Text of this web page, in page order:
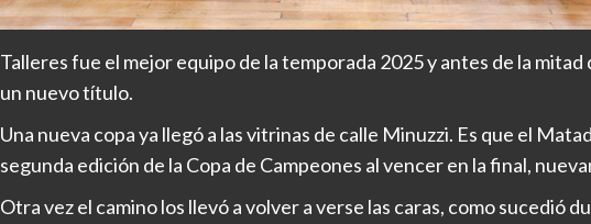
Talleres fue el mejor equipo de la temporada 2025 y antes de la
un nuevo título.
Una nueva copa ya llegó a las vitrinas de calle Minuzzi. Es que el
segunda edición de la Copa de Campeones al vencer en la final,
Otra vez el camino los llevó a volver a verse las caras, como sucedió